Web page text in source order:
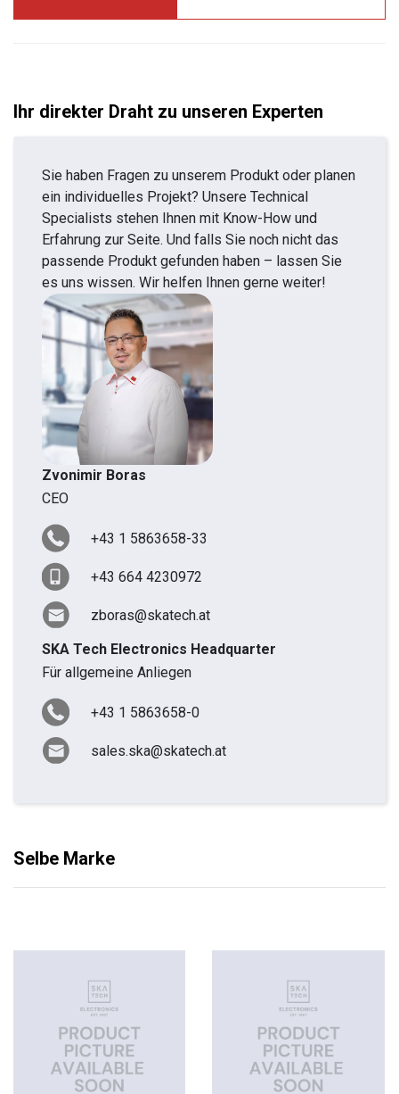
Ihr direkter Draht zu unseren Experten
Sie haben Fragen zu unserem Produkt oder planen
ein individuelles Projekt? Unsere Technical
Specialists stehen Ihnen mit Know-How und
Erfahrung zur Seite. Und falls Sie noch nicht das
passende Produkt gefunden haben – lassen Sie
es uns wissen. Wir helfen Ihnen gerne weiter!
Zvonimir Boras
CEO
+43 1 5863658-33
+43 664 4230972
zboras@skatech.at
SKA Tech Electronics Headquarter
Für allgemeine Anliegen
+43 1 5863658-0
sales.ska@skatech.at
Selbe Marke